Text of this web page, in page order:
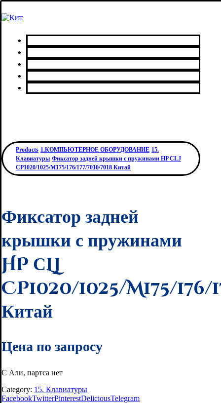
Products 1.КОМПЬЮТЕРНОЕ ОБОРУДОВАНИЕ 15.
Клавиатуры Фиксатор задней крышки с пружинами HP СLJ
CP1020/1025/M175/176/177/7010/7018 Китай
Фиксатор задней
крышки с пружинами
HP СLJ
CP1020/1025/M175/176/
Китай
Цена по запросу
С Али, партса нет
Category: 15. Клавиатуры
FacebookTwitterPinterestDeliciousTelegram